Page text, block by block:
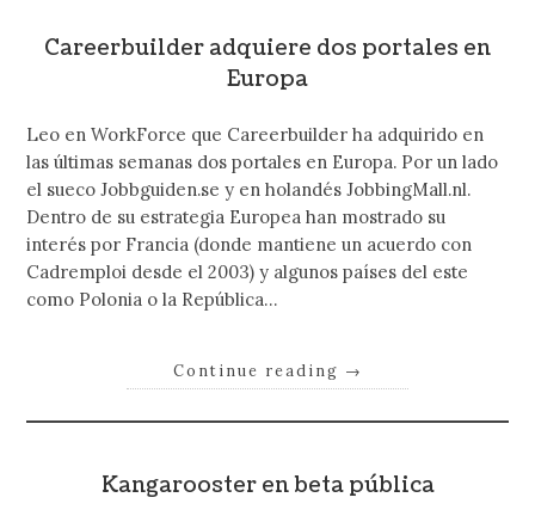
Careerbuilder adquiere dos portales en
Europa
Leo en WorkForce que Careerbuilder ha adquirido en
las últimas semanas dos portales en Europa. Por un lado
el sueco Jobbguiden.se y en holandés JobbingMall.nl.
Dentro de su estrategia Europea han mostrado su
interés por Francia (donde mantiene un acuerdo con
Cadremploi desde el 2003) y algunos países del este
como Polonia o la República…
Continue reading →
Kangarooster en beta pública